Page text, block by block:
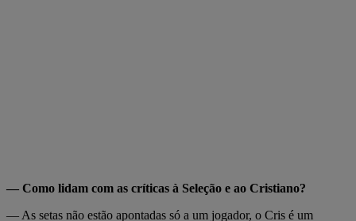
— Como lidam com as críticas à Seleção e ao Cristiano?
— As setas não estão apontadas só a um jogador, o Cris é um